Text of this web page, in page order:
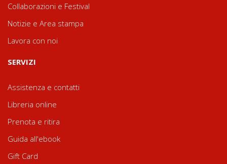
Collaborazioni e Festival
Notizie e Area stampa
Lavora con noi
SERVIZI
Assistenza e contatti
Libreria online
Prenota e ritira
Guida all'ebook
Gift Card